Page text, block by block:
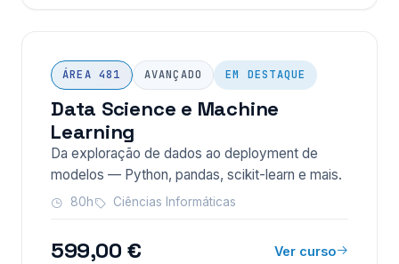
ÁREA 481 AVANÇADO EM DESTAQUE
Data Science e Machine
Learning
Da exploração de dados ao deployment de
modelos — Python, pandas, scikit-learn e mais.
80h Ciências Informáticas
599,00 € Ver curso